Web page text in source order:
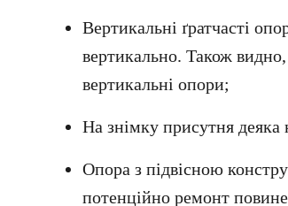
Вертикальні ґратчасті
вертикально. Також
вертикальні опори;
На знімку присутня деяка
Опора з підвісною
потенційно ремонт